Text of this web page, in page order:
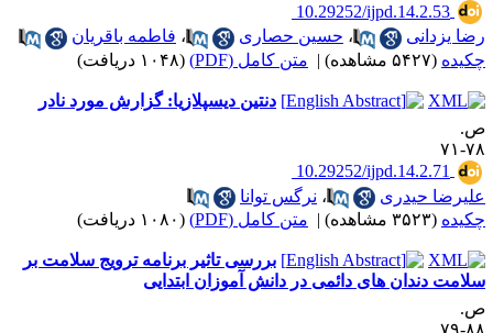
‎ 10.29252/ijpd.14.2.53
یزدانی
،حسین حصاری ،فاطمه باقریان
(۵۴۲۷ مشاهده) | متن کامل (PDF) (۱۰۴۸ دریافت)
دنتین دیسپلازیا: گزارش مورد نادر
۷۱
‎ 10.29252/ijpd.14.2.71
حیدری
،نرگس توانا
(۳۵۲۳ مشاهده) | متن کامل (PDF) (۱۰۸۰ دریافت)
بررسی تاثیر برنامه ترویج سلامت بر
دندان های دائمی در دانش آموزان ابتدایی
۷۹